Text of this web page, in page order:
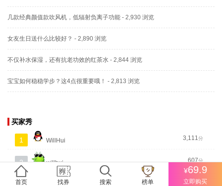
几款经典颜值款吹风机，低辐射负离子功能 - 2,930 浏览
女友生日送什么比较好？ - 2,890 浏览
不仅补水保湿，还有抗老功效的红茶水 - 2,844 浏览
宝宝如何稳稳学步？这4点很重要哦！ - 2,813 浏览
买家秀
1 WillHui 3,111 分
2 willhui 607分
首页 找券 搜索 榜单
¥69.9
立即购买